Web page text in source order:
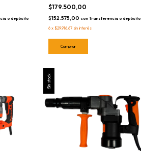
o depósito
$179.500,00
$152.575,00 con Transferencia o depósito
6 x $29.916,67 sin interés
Sin stock